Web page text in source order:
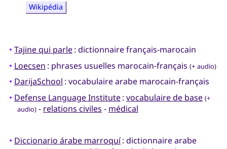
Wikipédia
• Tajine qui parle: dictionnaire français-marocain
• Loecsen : phrases usuelles marocain-français (+ audio)
• DarijaSchool : vocabulaire arabe marocain-français
• Defense Language Institute: vocabulaire de base (+
audio)- relations civiles - médical
• Diccionario árabe marroquí: dictionnaire arabe